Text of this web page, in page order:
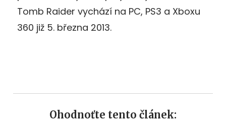
Tomb Raider vychází na PC, PS3 a Xboxu
360 již 5. března 2013.
Ohodnoťte tento článek: